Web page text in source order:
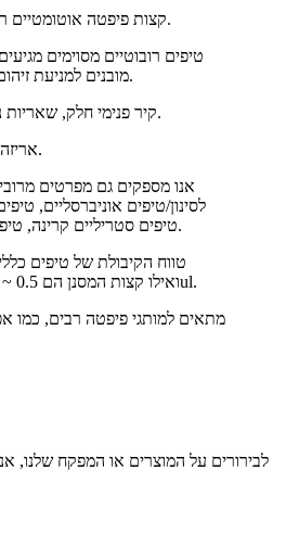
2. קצות פיפטה אוטומטיים רבים מעוקרים.
מובנים למניעת זיהום ויצירת אירוסול.
4. קיר פנימי חלק, שאריות נוזליות נמוכות.
5. אריזה ארגזית זמינה.
לסינון/טיפים אוניברסליים,
טיפים סטריליים קרינה, טיפים לא סטריליים.
1000UL; ואילו קצות המסנן הם 0.5 ~ 1000ul.
לבירורים על המוצרים או המפקח שלנו,